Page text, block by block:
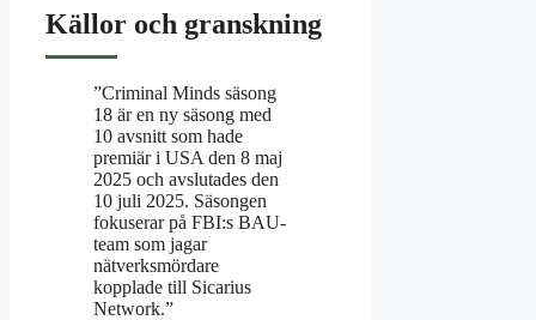
Källor och granskning
”Criminal Minds säsong
18 är en ny säsong med
10 avsnitt som hade
premiär i USA den 8 maj
2025 och avslutades den
10 juli 2025. Säsongen
fokuserar på FBI:s BAU-
team som jagar
nätverksmördare
kopplade till Sicarius
Network.”